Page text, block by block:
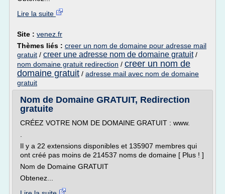
Lire la suite
Site : venez.fr
Thèmes liés : creer un nom de domaine pour adresse mail
gratuit / creer une adresse nom de domaine gratuit/
nom domaine gratuit redirection / creer un nom de
domaine gratuit / adresse mail avec nom de domaine
gratuit
Nom de Domaine GRATUIT, Redirection
gratuite
CRÉEZ VOTRE NOM DE DOMAINE GRATUIT : www.
Il y a 22 extensions disponibles et 135907 membres qui
ont créé pas moins de 214537 noms de domaine [ Plus ! ]
Nom de Domaine GRATUIT
Obtenez...